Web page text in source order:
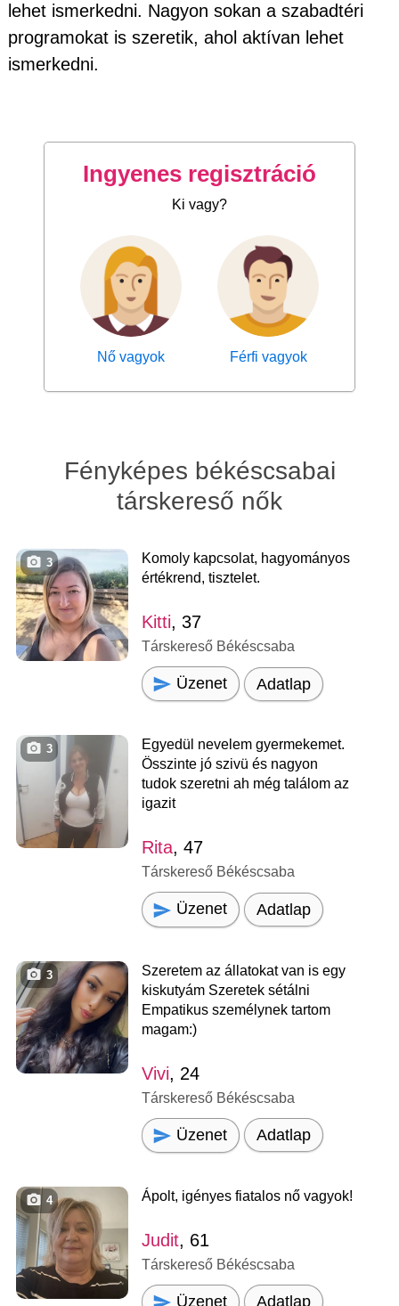
lehet ismerkedni. Nagyon sokan a szabadtéri
programokat is szeretik, ahol aktívan lehet
ismerkedni.
Ingyenes regisztráció
Ki vagy?
Nő vagyok Férfi vagyok
Fényképes békéscsabai
társkereső nők
3
Komoly kapcsolat, hagyományos
értékrend, tisztelet.
Kitti, 37
Társkereső Békéscsaba
Üzenet Adatlap
3
Egyedül nevelem gyermekemet.
Összinte jó szivü és nagyon
tudok szeretni ah még találom az
igazit
Rita, 47
Társkereső Békéscsaba
Üzenet Adatlap
3
Szeretem az állatokat van is egy
kiskutyám Szeretek sétálni
Empatikus személynek tartom
magam:)
Vivi, 24
Társkereső Békéscsaba
Üzenet Adatlap
4 Ápolt, igényes fiatalos nő vagyok!
Judit, 61
Társkereső Békéscsaba
Üzenet Adatlap